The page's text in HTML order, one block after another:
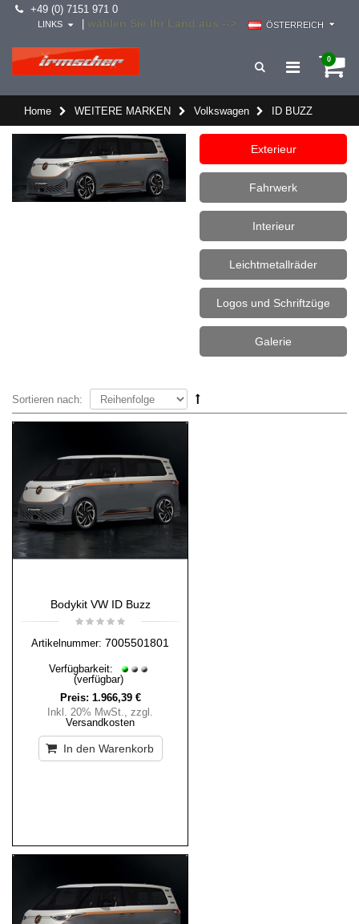
+49 (0) 7151 971 0
wählen Sie Ihr Land aus --> ÖSTERREICH
LINKS
0
Home WEITERE MARKEN Volkswagen ID BUZZ
Exterieur
Fahrwerk
Interieur
Leichtmetallräder
Logos und Schriftzüge
Galerie
Sortieren nach:
Bodykit VW ID Buzz
Artikelnummer: 7005501801
Verfügbarkeit:
(verfügbar)
Preis: 1.966,39 €
Inkl. 20% MwSt., zzgl.
Versandkosten
In den Warenkorb